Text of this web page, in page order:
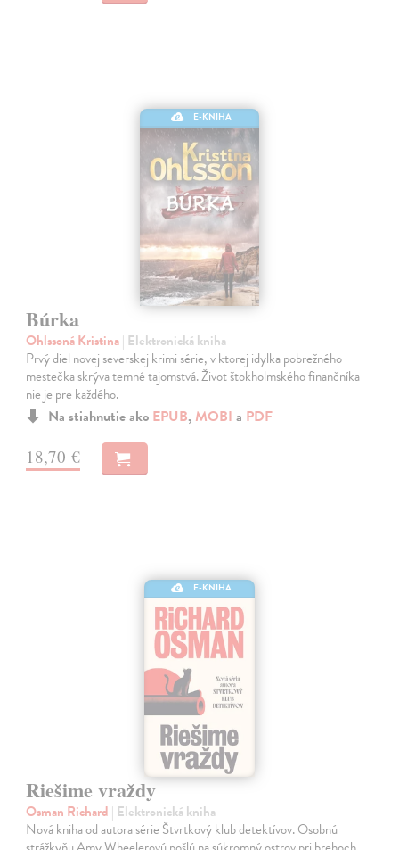
E-KNIHA
Búrka
Ohlssoná Kristina| Elektronická kniha
Prvý diel novej severskej krimi série, v ktorej idylka pobrežného
mestečka skrýva temné tajomstvá. Život štokholmského finančníka
nie je pre každého.
Na stiahnutie ako EPUB, MOBI a PDF
18,70 €
E-KNIHA
Riešime vraždy
Osman Richard | Elektronická kniha
Nová kniha od autora série Štvrtkový klub detektívov. Osobnú